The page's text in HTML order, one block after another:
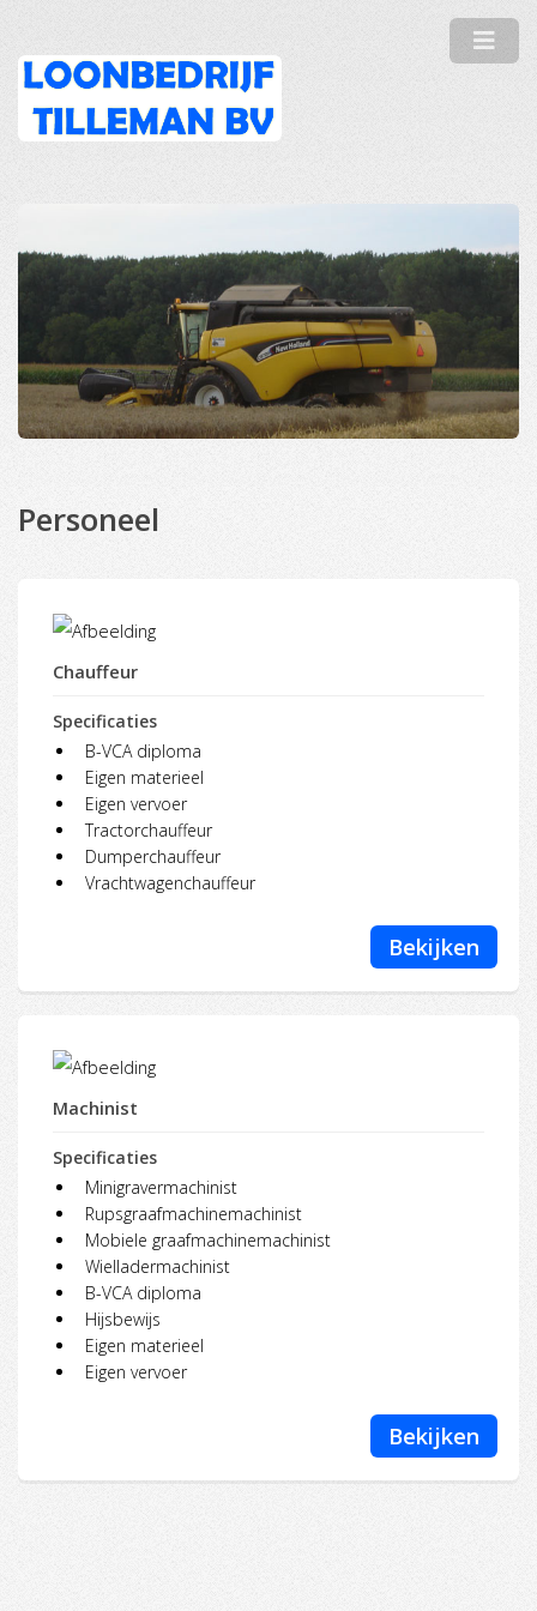
Personeel
Chauffeur
Specificaties
B-VCA diploma
Eigen materieel
Eigen vervoer
Tractorchauffeur
Dumperchauffeur
Vrachtwagenchauffeur
Bekijken
Machinist
Specificaties
Minigravermachinist
Rupsgraafmachinemachinist
Mobiele graafmachinemachinist
Wielladermachinist
B-VCA diploma
Hijsbewijs
Eigen materieel
Eigen vervoer
Bekijken